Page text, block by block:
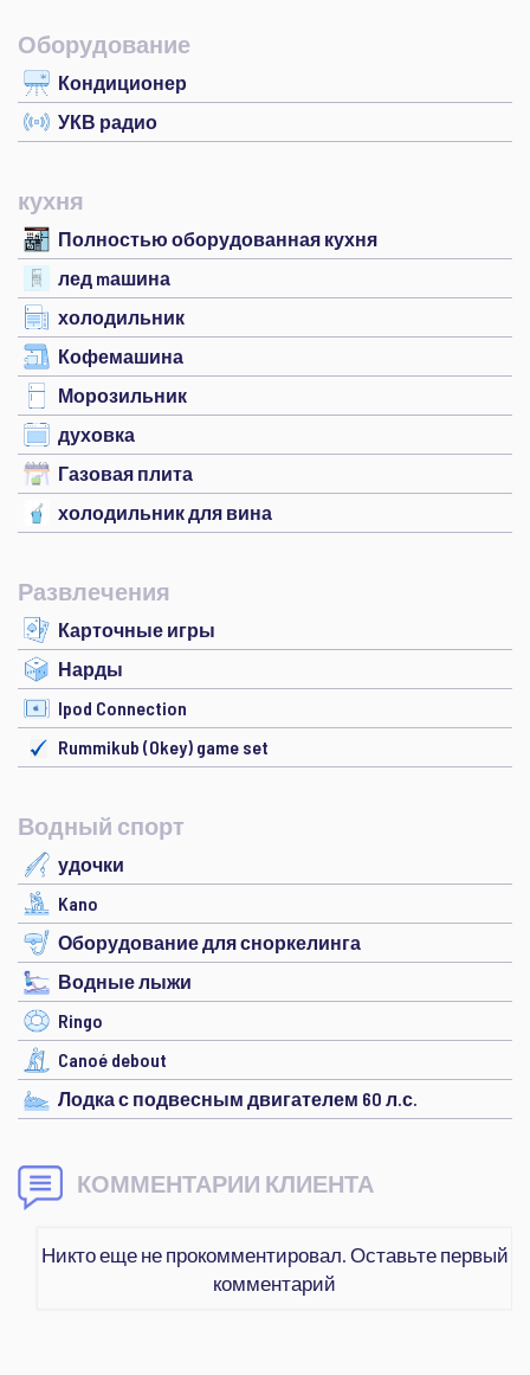
Оборудование
Кондиционер
УКВ радио
кухня
Полностью оборудованная кухня
лед mашина
холодильник
Кофемашина
Морозильник
духовка
Газовая плита
холодильник для вина
Развлечения
Карточные игры
Нарды
Ipod Connection
Rummikub (Okey) game set
Водный спорт
удочки
Kano
Оборудование для сноркелинга
Водные лыжи
Ringo
Canoé debout
Лодка с подвесным двигателем 60 л.с.
КОММЕНТАРИИ КЛИЕНТА
Никто еще не прокомментировал. Оставьте первый
комментарий